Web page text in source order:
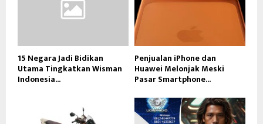
15 Negara Jadi Bidikan
Utama Tingkatkan Wisman
Indonesia...
Penjualan iPhone dan
Huawei Melonjak Meski
Pasar Smartphone...